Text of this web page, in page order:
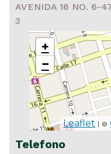
AVENIDA 16 NO. 6-
3
+
−
Leaflet | ©
Telefono